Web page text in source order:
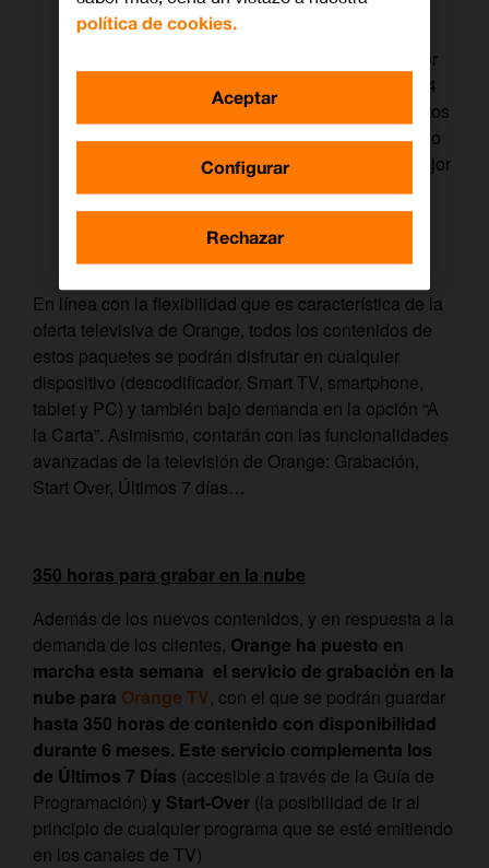
Para disfrutar con la mejor
música clásica, ópera, danza, ballets, jazz 24
horas, una selección de los mejores conciertos
y música en vivo. Además de contenidos bajo
demanda para disfrutar desde casa de la mejor
ópera del Teatro Real.
En línea con la flexibilidad que es característica de la
oferta televisiva de Orange, todos los contenidos de
estos paquetes se podrán disfrutar en cualquier
dispositivo (descodificador, Smart TV, smartphone,
tablet y PC) y también bajo demanda en la opción “A
la Carta”. Asimismo, contarán con las funcionalidades
avanzadas de la televisión de Orange: Grabación,
Start Over, Últimos 7 días…
350 horas para grabar en la nube
Además de los nuevos contenidos, y en respuesta a la
demanda de los clientes, Orange ha puesto en
marcha esta semana el servicio de grabación en la
nube para Orange TV, con el que se podrán guardar
hasta 350 horas de contenido con disponibilidad
durante 6 meses. Este servicio complementa los
de Últimos 7 Días (accesible a través de la Guía de
Programación) y Start-Over (la posibilidad de ir al
principio de cualquier programa que se esté emitiendo
en los canales de TV)
política de cookies.
Configurar
Rechazar
Aceptar